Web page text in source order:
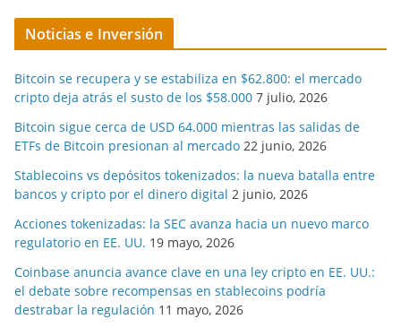
Noticias e Inversión
Bitcoin se recupera y se estabiliza en $62.800: el mercado
cripto deja atrás el susto de los $58.000 7 julio, 2026
Bitcoin sigue cerca de USD 64.000 mientras las salidas de
ETFs de Bitcoin presionan al mercado 22 junio, 2026
Stablecoins vs depósitos tokenizados: la nueva batalla entre
bancos y cripto por el dinero digital 2 junio, 2026
Acciones tokenizadas: la SEC avanza hacia un nuevo marco
regulatorio en EE. UU. 19 mayo, 2026
Coinbase anuncia avance clave en una ley cripto en EE. UU.:
el debate sobre recompensas en stablecoins podría
destrabar la regulación 11 mayo, 2026